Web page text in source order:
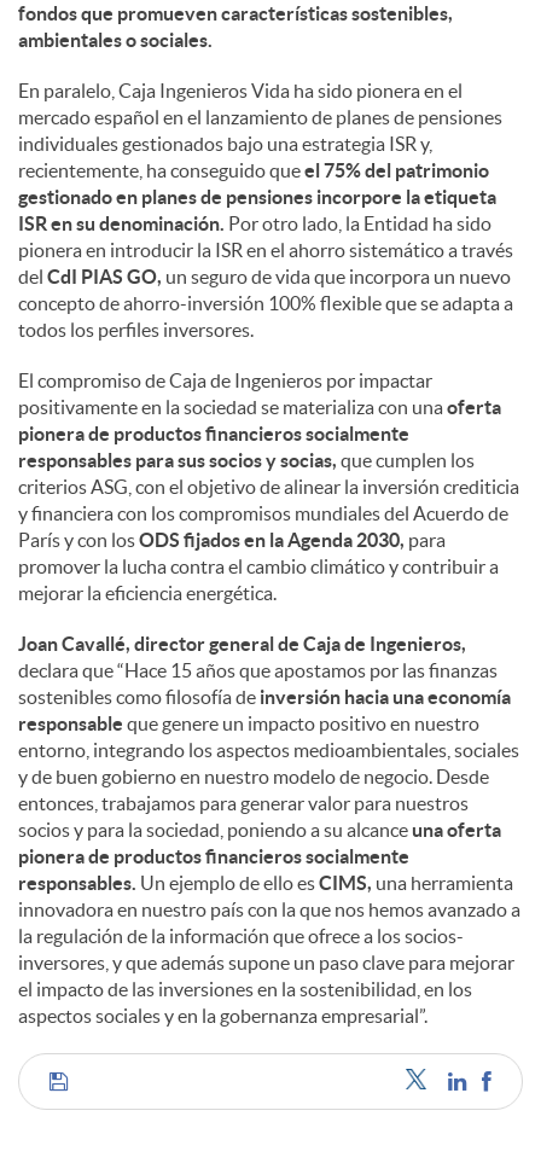
fondos que promueven características sostenibles,
ambientales o sociales.
En paralelo, Caja Ingenieros Vida ha sido pionera en el
mercado español en el lanzamiento de planes de pensiones
individuales gestionados bajo una estrategia ISR y,
recientemente, ha conseguido queel 75% del patrimonio
gestionado en planes de pensiones incorpore la etiqueta
ISR en su denominación. Por otro lado, la Entidad ha sido
pionera en introducir la ISR en el ahorro sistemático a través
del CdI PIAS GO, un seguro de vida que incorpora un nuevo
concepto de ahorro-inversión 100% flexible que se adapta a
todos los perfiles inversores.
El compromiso de Caja de Ingenieros por impactar
positivamente en la sociedad se materializa con unaoferta
pionera de productos financieros socialmente
responsables para sus socios y socias, que cumplen los
criterios ASG, con el objetivo de alinear la inversión crediticia
y financiera con los compromisos mundiales del Acuerdo de
París y con losODS fijados en la Agenda 2030, para
promover la lucha contra el cambio climático y contribuir a
mejorar la eficiencia energética.
Joan Cavallé, director general de Caja de Ingenieros,
declara que “Hace 15 años que apostamos por las finanzas
sostenibles como filosofía de inversión hacia una economía
responsable que genere un impacto positivo en nuestro
entorno, integrando los aspectos medioambientales, sociales
y de buen gobierno en nuestro modelo de negocio. Desde
entonces, trabajamos para generar valor para nuestros
socios y para la sociedad, poniendo a su alcance una oferta
pionera de productos financieros socialmente
responsables. Un ejemplo de ello esCIMS, una herramienta
innovadora en nuestro país con la que nos hemos avanzado a
la regulación de la información que ofrece a los socios-
inversores, y que además supone un paso clave para mejorar
el impacto de las inversiones en la sostenibilidad, en los
aspectos sociales y en la gobernanza empresarial”.
C